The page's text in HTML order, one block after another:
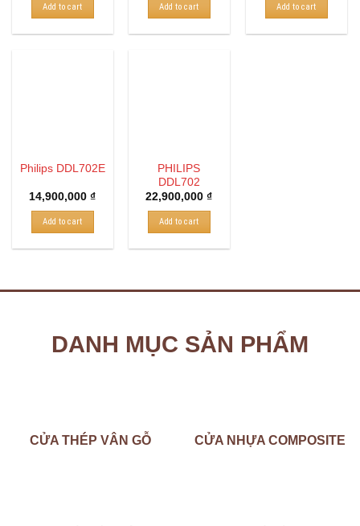
Add to cart Add to cart Add to cart
Philips DDL702E
14,900,000₫
Add to cart
PHILIPS
DDL702
22,900,000₫
Add to cart
DANH MỤC SẢN PHẨM
CỬA THÉP VÂN GỖ CỬA NHỰA COMPOSITE